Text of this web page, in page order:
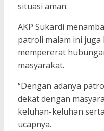
situasi aman.
AKP Sukardi
patroli malam ini
mempererat
masyarakat.
“Dengan adanya
dekat dengan
keluhan-keluhan
ucapnya.